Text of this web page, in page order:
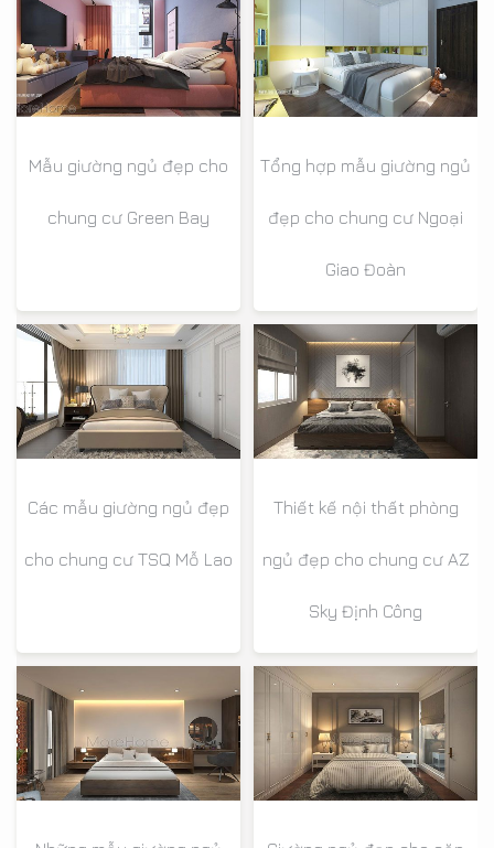
Mẫu giường ngủ đẹp cho
chung cư Green Bay
Tổng hợp mẫu giường ngủ
đẹp cho chung cư Ngoại
Giao Đoàn
Các mẫu giường ngủ đẹp
cho chung cư TSQ Mỗ Lao
Thiết kế nội thất phòng
ngủ đẹp cho chung cư AZ
Sky Định Công